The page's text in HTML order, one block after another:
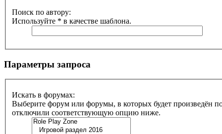
Поиск по автору:
Используйте * в качестве шаблона.
Параметры запроса
Искать в форумах:
Выберите форум или форумы, в которых будет произведён
отключили соответствующую опцию ниже.